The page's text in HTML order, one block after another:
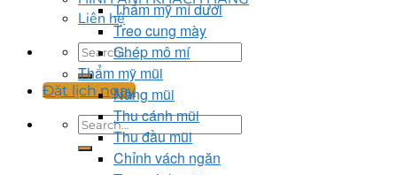
Liên hệ
Đặt lịch ngay
Thẩm mỹ mí dưới
Treo cung mày
Ghép mô mí
Thẩm mỹ mũi
Nâng mũi
Thu cánh mũi
Thu đầu mũi
Chỉnh vách ngăn